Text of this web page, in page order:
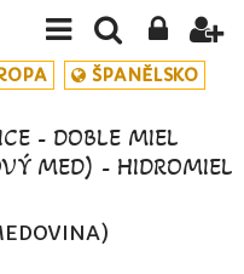
ŠPANĚLSKO
- DOBLE MIEL
MED) - HIDROMIEL